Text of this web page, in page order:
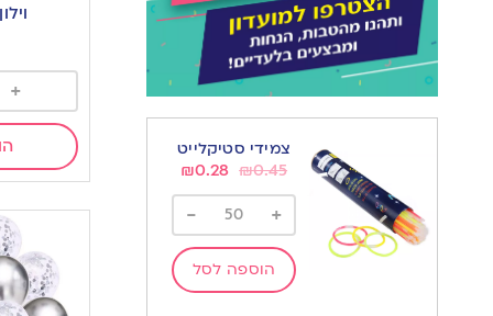
צמידי סטיקלייט
₪0.45
₪0.28
+
-
הוספה לסל
wishlist
+